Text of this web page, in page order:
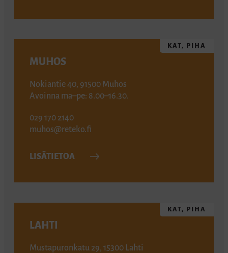
KAT, PIHA
MUHOS
Nokiantie 40, 91500 Muhos
Avoinna ma–pe: 8.00–16.30.
029 170 2140
muhos@reteko.fi
LISÄTIETOA
KAT, PIHA
LAHTI
Mustapuronkatu 29, 15300 Lahti